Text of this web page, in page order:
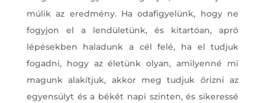
múlik az eredmény. Ha odafigyelünk, hogy ne
fogyjon el a lendületünk, és kitartóan, apró
lépésekben haladunk a cél felé, ha el tudjuk
fogadni, hogy az életünk olyan, amilyenné mi
magunk alakítjuk, akkor meg tudjuk őrizni az
egyensúlyt és a békét napi szinten, és sikeressé